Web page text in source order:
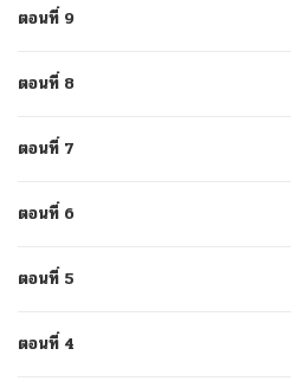
ตอนที่ 9
ตอนที่ 8
ตอนที่ 7
ตอนที่ 6
ตอนที่ 5
ตอนที่ 4